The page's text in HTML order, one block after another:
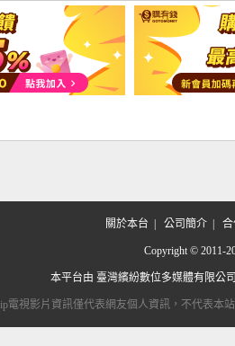
關於本台 公司簡介| 合
Copyright © 2011-
本平台由 臺灣繽紛數位多媒體有限公
ip電視影片資訊僅代表網友個人資訊，不代表本